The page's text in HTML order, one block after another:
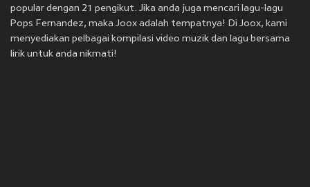
popular dengan 21 pengikut. Jika anda juga mencari lagu-lagu
Pops Fernandez, maka Joox adalah tempatnya! Di Joox, kami
menyediakan pelbagai kompilasi video muzik dan lagu bersama
lirik untuk anda nikmati!